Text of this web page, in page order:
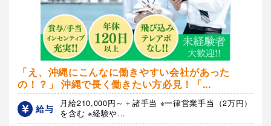
「え、沖縄にこんなに働きやすい会社があった
の！？」 沖縄で長く働きたい方必見！「...
給与
月給210,000円～＋諸手当 ※一律営業手当（2万円）
を含む ※経験や...